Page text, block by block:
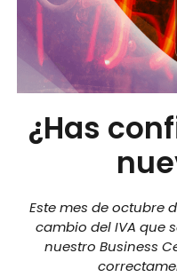
¿Has
Este mes de octubre
cambio del IVA que
nuestro Business